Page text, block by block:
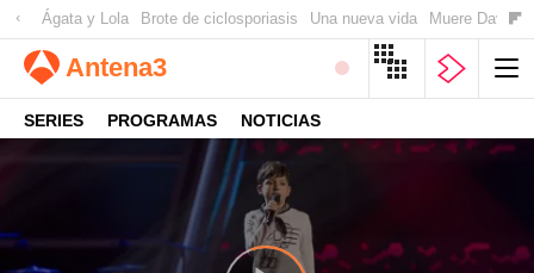
Ágata y Lola Brote de ciclosporiasis Una nueva vida Muere David
Antena3
SERIES PROGRAMAS NOTICIAS